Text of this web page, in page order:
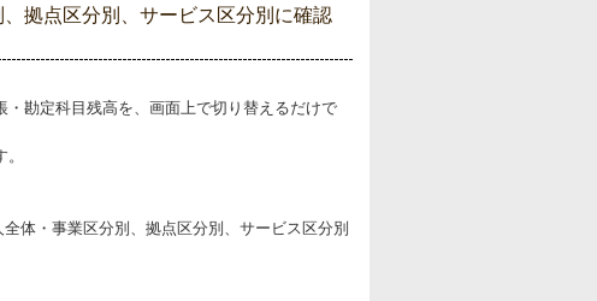
拠点区分別、サービス区分別に確認
勘定科目残高を、画面上で切り替えるだけで